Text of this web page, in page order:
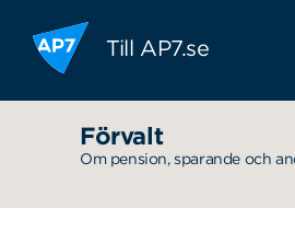
Hoppa till innehållet
Till AP7.se
Förvalt
Om pension, sparande och